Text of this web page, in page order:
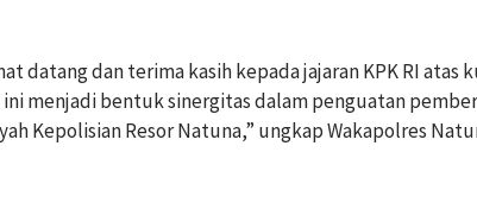
datang dan terima kasih kepada jajaran KPK RI atas
menjadi bentuk sinergitas dalam penguatan
Kepolisian Resor Natuna,” ungkap Wakapolres